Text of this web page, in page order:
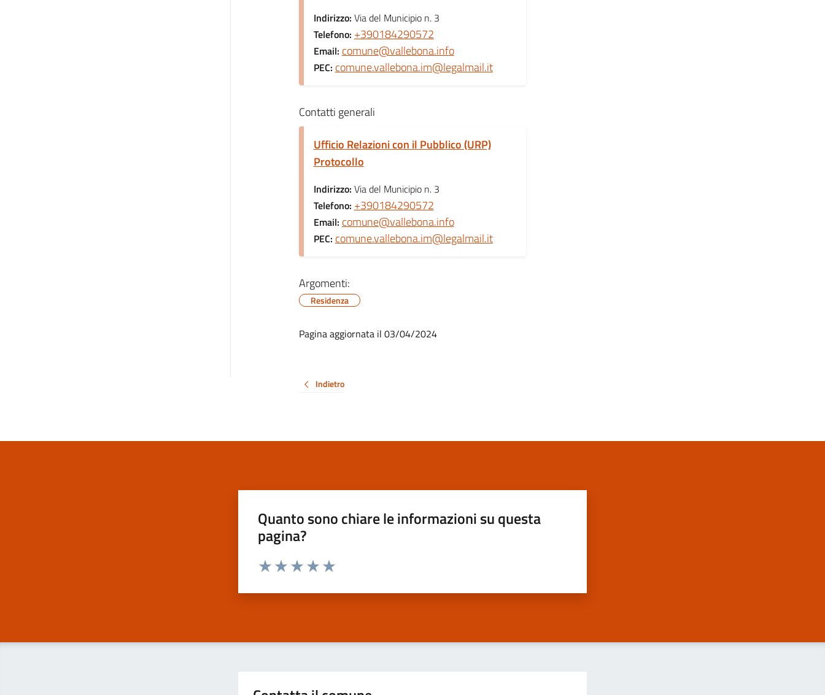
Indirizzo: Via del Municipio n. 3
Telefono: +390184290572
Email: comune@vallebona.info
PEC: comune.vallebona.im@legalmail.it
Contatti generali
Ufficio Relazioni con il Pubblico (URP)
Protocollo
Indirizzo: Via del Municipio n. 3
Telefono: +390184290572
Email: comune@vallebona.info
PEC: comune.vallebona.im@legalmail.it
Argomenti:
Residenza
Pagina aggiornata il 03/04/2024
Indietro
Quanto sono chiare le informazioni su questa
pagina?
Valuta da 1 a 5 stelle la pagina